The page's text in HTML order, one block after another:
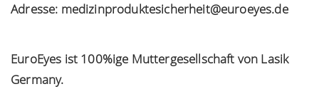
Adresse: medizinproduktesicherheit@euroeyes.de
EuroEyes ist 100%ige Muttergesellschaft von Lasik
Germany.